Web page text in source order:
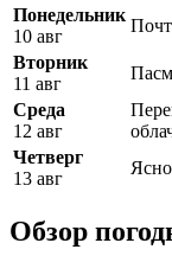
Понедельник
10 авг
Вторник
11 авг
Среда
12 авг
Четверг
13 авг
Ясно
Обзор